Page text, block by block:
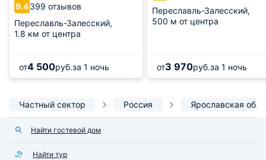
9.4399 отзывов
Переславль-Залесский,
1.8 км от центра
от4 500руб.за 1 ночь
Переславль-Залесский,
500 м от центра
от3 970руб.за 1 ночь
Частный сектор Россия Ярославская
Найти гостевой дом
Найти тур